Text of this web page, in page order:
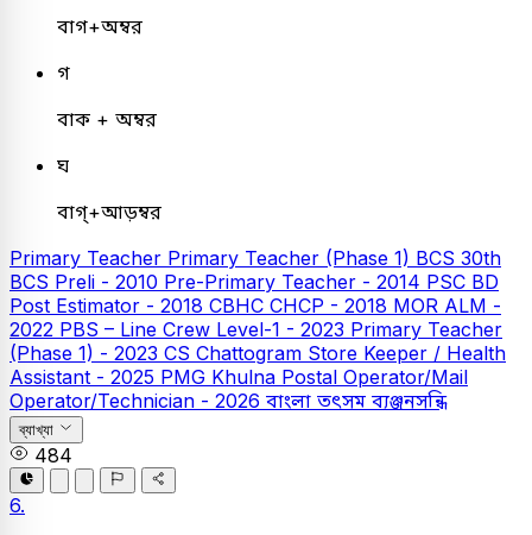
বাগ+অম্বর
গ
বাক + অম্বর
ঘ
বাগ্‌+আড়ম্বর
Primary Teacher Primary Teacher (Phase 1) BCS 30th
BCS Preli - 2010 Pre-Primary Teacher - 2014 PSC BD
Post Estimator - 2018 CBHC CHCP - 2018 MOR ALM -
2022 PBS – Line Crew Level-1 - 2023 Primary Teacher
(Phase 1) - 2023 CS Chattogram Store Keeper / Health
Assistant - 2025 PMG Khulna Postal Operator/Mail
Operator/Technician - 2026 বাংলা তৎসম ব্যঞ্জনসন্ধি
ব্যাখ্যা
484
6.